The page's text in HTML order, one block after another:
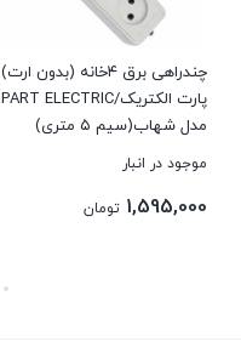
چندراهی برق ۴خانه (بدون ارت)
پارت الکتریک/PART ELECTRIC
مدل شهاب(سیم ۵ متری)
موجود در انبار
1,595,000 تومان